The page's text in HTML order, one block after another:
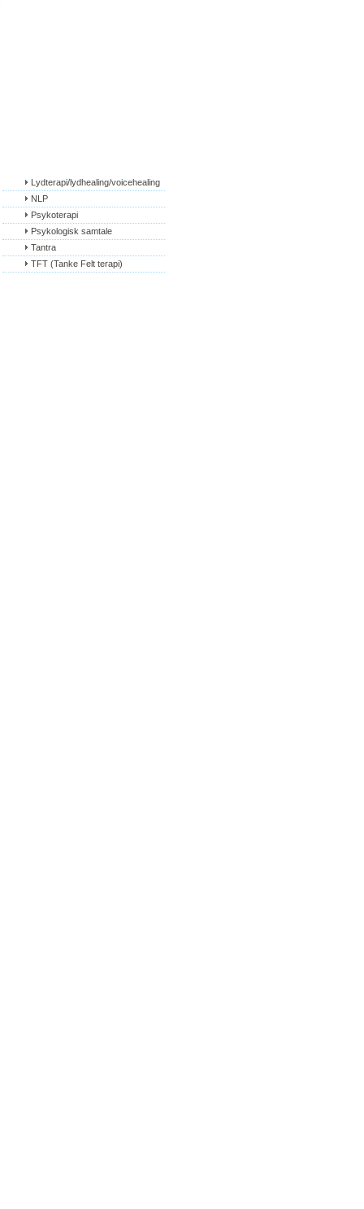
Lydterapi/lydhealing/voicehealing
NLP
Psykoterapi
Psykologisk samtale
Tantra
TFT (Tanke Felt terapi)